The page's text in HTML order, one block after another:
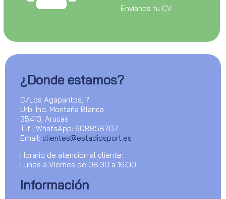
Envianos tu CV
¿Donde estamos?
C/Los Agapantos, 7
Urb. Ind. Montaña Blanca
35413, Arucas
Tlf | WhatsApp: 608858707
Email: clientes@estadiosport.es
Horario de atención al cliente:
Lunes a Viernes de 08:30 a 16:00
Información